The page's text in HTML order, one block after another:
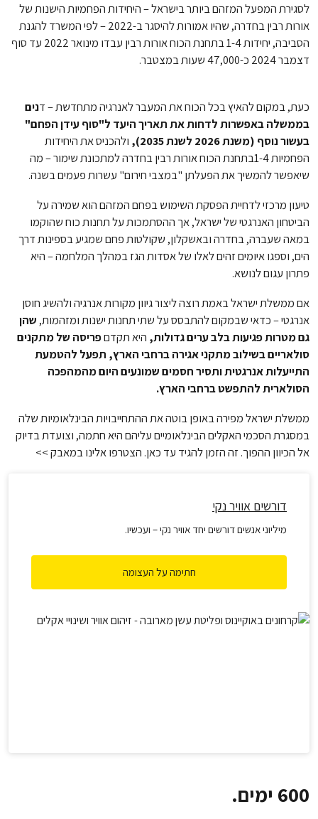
לסגירת המפעל המזהם ביותר בישראל – היחידות הפחמיות הישנות של
אורות רבין בחדרה, שהיו אמורות להיסגר ב-2022 – לפי המשרד להגנת
הסביבה, יחידות 1-4 בתחנת הכוח אורות רבין עבדו מינואר 2022 עד סוף
דצמבר 2024 כ-47,000 שעות במצטבר.
כעת, במקום להאיץ בכל הכוח את המעבר לאנרגיה מתחדשת – דנים
בממשלה באפשרות לדחות את תאריך היעד ל"סוף עידן הפחם"
בעשור נוסף (משנת 2026 לשנת 2035),
ולהכניס את היחידות
הפחמיות 1-4בתחנת הכוח אורות רבין בחדרה למתכונת שימור – מה
שיאפשר להמשיך את הפעלתן "במצבי חירום" עשרות פעמים בשנה.
טיעון מרכזי לדחיית הפסקת השימוש בפחם המזהם הוא שמירה על
הביטחון האנרגטי של ישראל, אך ההסתמכות על תחנות כוח שהוקמו
במאה שעברה, בחדרה ובאשקלון, שקולטות פחם שמגיע בספינות דרך
הים, וספגו איומים זהים לאלו של אסדות הגז במהלך המלחמה – היא
פתרון עגום לנושא.
אם ממשלת ישראל באמת רוצה ליצור גיוון מקורות אנרגיה ולהשיג חוסן
אנרגטי – כדאי שבמקום להתבסס על שתי תחנות ישנות ומזהמות, שהן
גם מטרות פגיעות בלב ערים גדולות, היא תקדםפריסה של מתקנים
סולאריים בשילוב מתקני אגירה ברחבי הארץ, תפעל להטמעת
התייעלות אנרגטית ותסיר חסמים שמונעים היום מהמהפכה
הסולארית להתפשט ברחבי הארץ.
ממשלת ישראל מפירה באופן בוטה את ההתחייבויות הבינלאומיות שלה
במסגרת הסכמי האקלים הבינלאומיים עליהם היא חתמה, וצועדת בדיוק
אל הכיוון ההפוך. זה הזמן להגיד עד כאן. הצטרפו אלינו במאבק >>
דורשים אוויר נקי
מיליוני אנשים דורשים יחד אוויר נקי – ועכשיו.
חתימה על העצומה
600 ימים.